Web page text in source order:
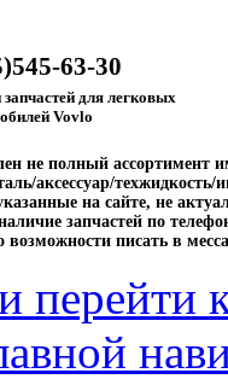
63-30
для легковых
Vovlo
не полный ассортимент
аксессуар/техжидкость/
на сайте, не
запчастей по
возможности писать в
перейти